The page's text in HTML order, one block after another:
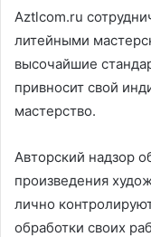
Aztlcom.ru
литейными
высочайшие
привносит свой
мастерство.
Авторский надзор
произведения
лично
обработки своих